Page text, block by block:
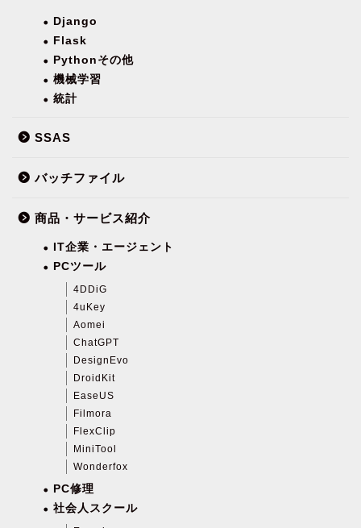
Django
Flask
Pythonその他
機械学習
統計
SSAS
バッチファイル
商品・サービス紹介
IT企業・エージェント
PCツール
4DDiG
4uKey
Aomei
ChatGPT
DesignEvo
DroidKit
EaseUS
Filmora
FlexClip
MiniTool
Wonderfox
PC修理
社会人スクール